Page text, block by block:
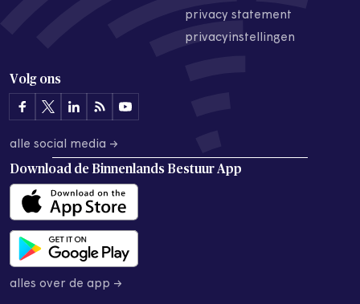
privacy statement
privacyinstellingen
Volg ons
alle social media →
Download de Binnenlands Bestuur App
alles over de app →